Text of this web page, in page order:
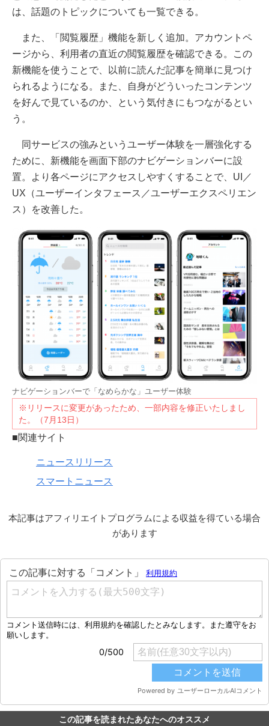
は、話題のトピックについても一覧できる。
また、「閲覧履歴」機能を新しく追加。アカウントペ
ージから、利用者の直近の閲覧履歴を確認できる。この
新機能を使うことで、以前に読んだ記事を簡単に見つけ
られるようになる。また、自身がどういったコンテンツ
を好んで見ているのか、という気付きにもつながるとい
う。
同サービスの強みというユーザー体験を一層強化する
ために、新機能を画面下部のナビゲーションバーに設
置。より各ページにアクセスしやすくすることで、UI／
UX（ユーザーインタフェース／ユーザーエクスペリエン
ス）を改善した。
ナビゲーションバーで「なめらかな」ユーザー体験
※リリースに変更があったため、一部内容を修正いたしまし
た。（7月13日）
■関連サイト
ニュースリリース
スマートニュース
本記事はアフィリエイトプログラムによる収益を得ている場合
があります
この記事を読まれたあなたへのオススメ